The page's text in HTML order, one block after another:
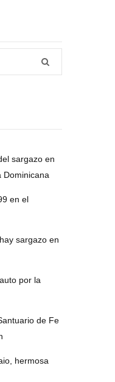
sargazo en
Dominicana
en el
sargazo en
por la
de Fe
hermosa